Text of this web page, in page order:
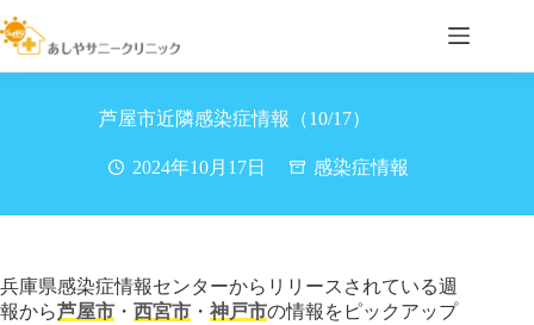
ン
テ
芦屋市近隣感染症情報（10/17）
2024年10月17日 感染症情報
兵庫県感染症情報センターからリリースされている週
報から芦屋市 ・ 西宮市 ・ 神戸市の情報をピックアップ